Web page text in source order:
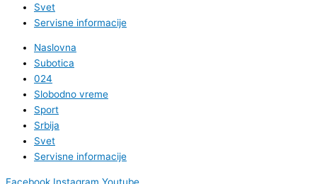
Svet
Servisne informacije
Naslovna
Subotica
024
Slobodno vreme
Sport
Srbija
Svet
Servisne informacije